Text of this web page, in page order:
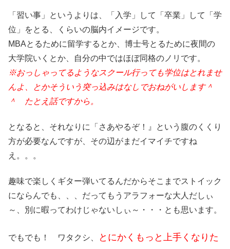
「習い事」というよりは、「入学」して「卒業」して「学
位」をとる、くらいの脳内イメージです。
MBAとるために留学するとか、博士号とるために夜間の
大学院いくとか、自分の中ではほぼ同格のノリです。
※おっしゃってるようなスクール行っても学位はとれませ
んよ、とかそういう突っ込みはなしでおねがいします＾
＾ たとえ話ですから。
となると、それなりに「さあやるぞ！』という腹のくくり
方が必要なんですが、その辺がまだイマイチですね
え。。。
趣味で楽しくギター弾いてるんだからそこまでストイック
にならんでも、、、だってもうアラフォーな大人だしぃ
～、別に暇ってわけじゃないしぃ～・・・とも思います。
でもでも！ ワタクシ、 とにかくもっと
上手くなりた